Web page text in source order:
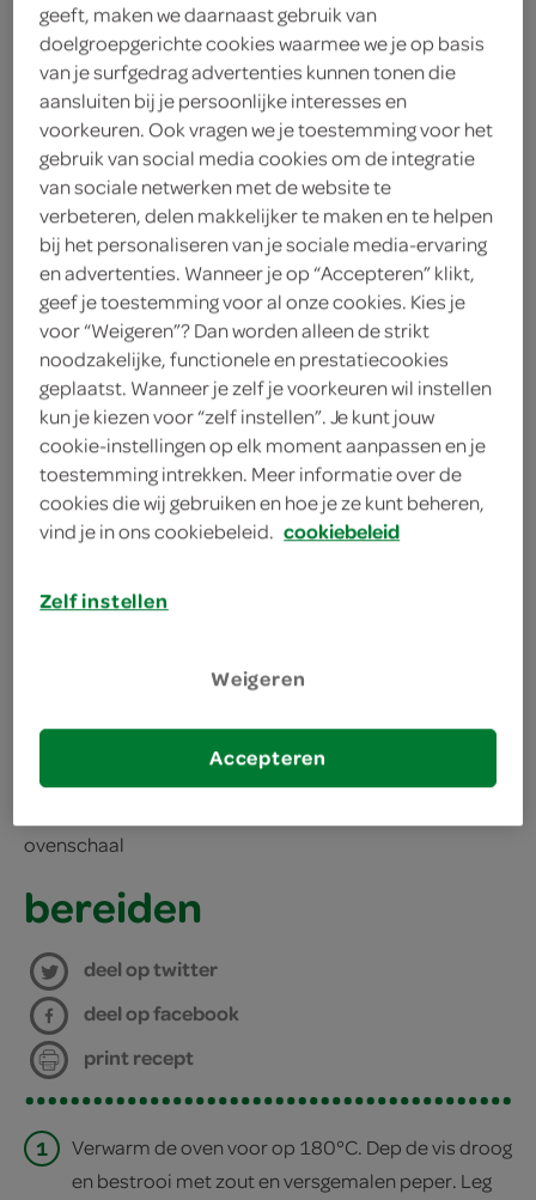
1 citroen
2 eetlepels platte peterselie
4 eetlepels kappertjes
100 gram boter
400 gram sugarsnaps
750 gram vastkokende
aardappels
600 milliliter visbouillon
600 milliliter visfond
600 gram kabeljauwfilets
ovenschaal
bereiden
deel op twitter
deel op facebook
print recept
1
Verwarm de oven voor op 180°C. Dep de vis droog
en bestrooi met zout en versgemalen peper. Leg
geeft, maken we daarnaast gebruik van
doelgroepgerichte cookies waarmee we je op basis
van je surfgedrag advertenties kunnen tonen die
aansluiten bij je persoonlijke interesses en
voorkeuren. Ook vragen we je toestemming voor het
gebruik van social media cookies om de integratie
van sociale netwerken met de website te
verbeteren, delen makkelijker te maken en te helpen
bij het personaliseren van je sociale media-ervaring
en advertenties. Wanneer je op “Accepteren” klikt,
geef je toestemming voor al onze cookies. Kies je
voor “Weigeren”? Dan worden alleen de strikt
noodzakelijke, functionele en prestatiecookies
geplaatst. Wanneer je zelf je voorkeuren wil instellen
kun je kiezen voor “zelf instellen”. Je kunt jouw
cookie-instellingen op elk moment aanpassen en je
toestemming intrekken. Meer informatie over de
cookies die wij gebruiken en hoe je ze kunt beheren,
vind je in ons cookiebeleid. cookiebeleid
Zelf instellen
Weigeren
Accepteren